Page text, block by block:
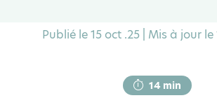
Publié le 15 oct .25 | Mis à jour
14 min